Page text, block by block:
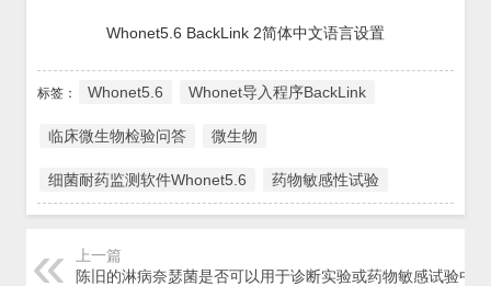
Whonet5.6 BackLink 2简体中文语言设置
标签： Whonet5.6 Whonet导入程序BackLink
临床微生物检验问答 微生物
细菌耐药监测软件Whonet5.6 药物敏感性试验
上一篇
陈旧的淋病奈瑟菌是否可以用于诊断实验或药物敏感试验中？